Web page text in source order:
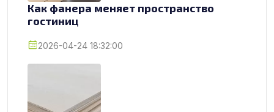
Как фанера меняет пространство
гостиниц
2026-04-24 18:32:00